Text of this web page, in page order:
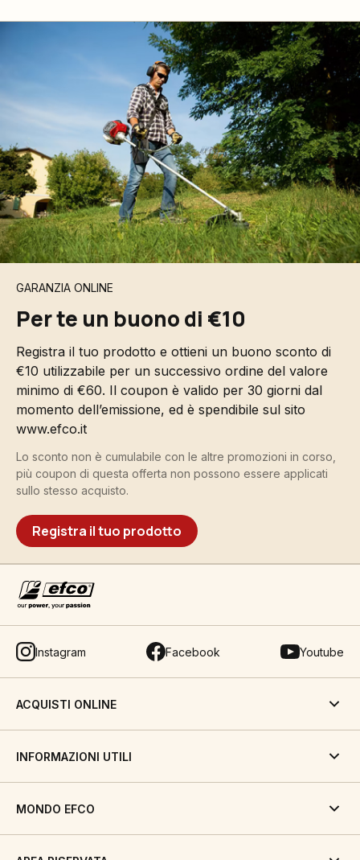
GARANZIA ONLINE
Per te un buono di €10
Registra il tuo prodotto e ottieni un buono sconto di
€10 utilizzabile per un successivo ordine del valore
minimo di €60. Il coupon è valido per 30 giorni dal
momento dell’emissione, ed è spendibile sul sito
www.efco.it
Lo sconto non è cumulabile con le altre promozioni in corso,
più coupon di questa offerta non possono essere applicati
sullo stesso acquisto.
Registra il tuo prodotto
Instagram Facebook Youtube
ACQUISTI ONLINE
INFORMAZIONI UTILI
MONDO EFCO